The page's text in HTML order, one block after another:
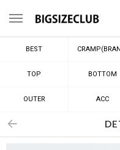
메뉴
BEST
TOP BOTTOM
OUTER ACC